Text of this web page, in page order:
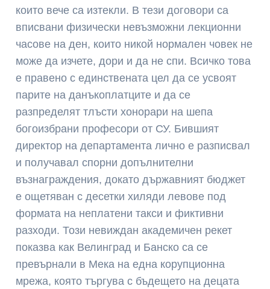
които вече са изтекли. В тези договори са
вписвани физически невъзможни лекционни
часове на ден, които никой нормален човек не
може да изчете, дори и да не спи. Всичко това
е правено с единствената цел да се усвоят
парите на данъкоплатците и да се
разпределят тлъсти хонорари на шепа
богоизбрани професори от СУ. Бившият
директор на департамента лично е разписвал
и получавал спорни допълнителни
възнаграждения, докато държавният бюджет
е ощетяван с десетки хиляди левове под
формата на неплатени такси и фиктивни
разходи. Този невиждан академичен рекет
показва как Велинград и Банско са се
превърнали в Мека на една корупционна
мрежа, която търгува с бъдещето на децата